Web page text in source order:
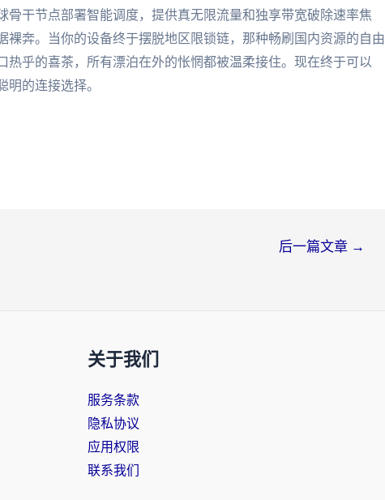
骨干节点部署智能调度，提供真无限流量和独享带宽破除速率焦
裸奔。当你的设备终于摆脱地区限锁链，那种畅刷国内资源的自由
乎的喜茶，所有漂泊在外的怅惘都被温柔接住。现在终于可以
的连接选择。
后一篇文章 →
关于我们
服务条款
隐私协议
应用权限
联系我们